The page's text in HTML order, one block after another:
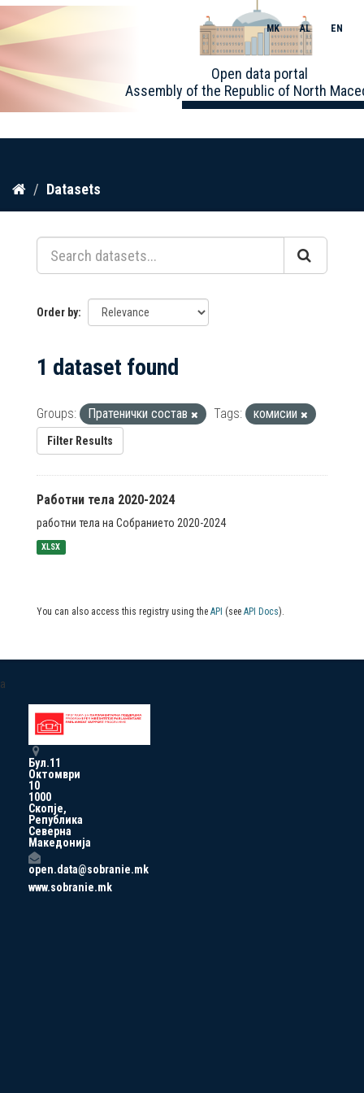
Skip
content
Open data portal
Assembly of the Republic of North
MK AL EN
Datasets
Order by
1 dataset found
Groups: Пратенички состав Tags: комисии
Filter Results
Работни тела 2020-2024
работни тела на Собранието 2020-2024
XLSX
You can also access this registry using the API (see API Docs).
a
Бул.11
Октомври
10
1000
Скопје,
Република
Северна
Македонија
open.data@sobranie.mk
www.sobranie.mk